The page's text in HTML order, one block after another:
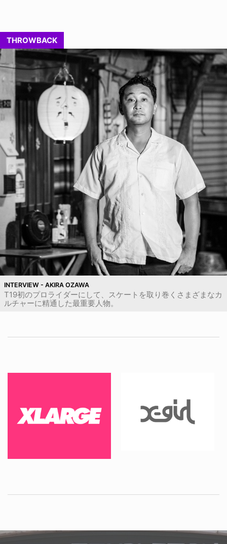
THROWBACK
INTERVIEW - AKIRA OZAWA
T19初のプロライダーにして、スケートを取り巻くさまざまなカ
ルチャーに精通した最重要人物。